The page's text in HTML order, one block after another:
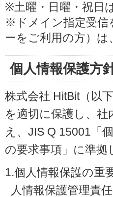
※土曜・日曜・祝日
※ドメイン指定受信
ーをご利用の方）
個人情報保護方
株式会社 HitBit（以
を適切に保護し、
え、JIS Q 15001「
の要求事項」に準
1.個人情報保護の重
人情報保護管理責